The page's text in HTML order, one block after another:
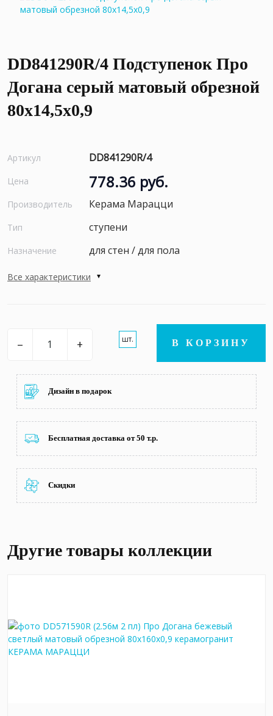
DD841290R/4 Подступенок Про
Догана серый матовый обрезной
80x14,5x0,9
Артикул DD841290R/4
Цена 778.36 руб.
Производитель Керама Марацци
Тип ступени
Назначение для стен / для пола
Все характеристики
– + шт. В КОРЗИНУ
Дизайн в подарок
Бесплатная доставка от 50 т.р.
Скидки
Другие товары коллекции